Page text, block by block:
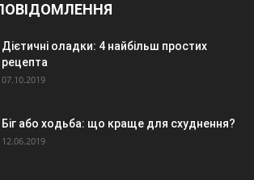
Дієтичні оладки: 4 найбільш простих
рецепта
07.10.2019
Біг або ходьба: що краще для схуднення?
12.06.2019